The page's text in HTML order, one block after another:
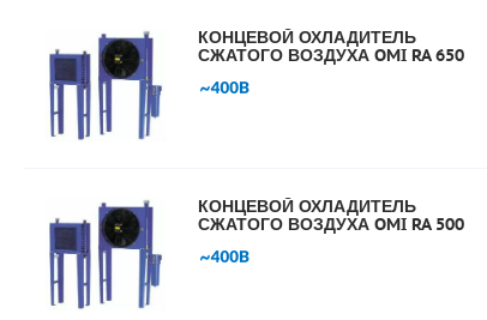
КОНЦЕВОЙ ОХЛАДИТЕЛЬ
СЖАТОГО ВОЗДУХА OMI RA 650
КОНЦЕВОЙ ОХЛАДИТЕЛЬ
СЖАТОГО ВОЗДУХА OMI RA 500